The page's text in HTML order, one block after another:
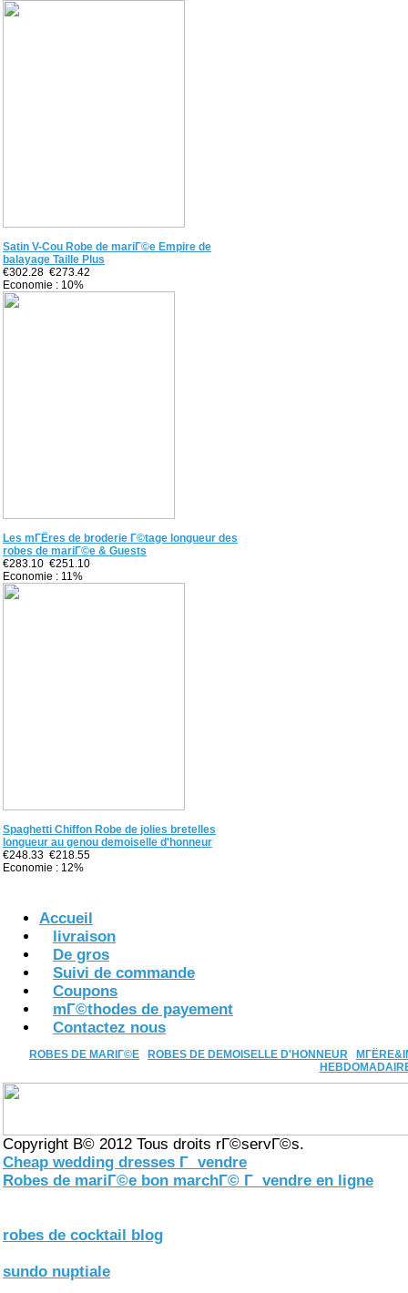
Satin V-Cou Robe de mariГ©e Empire de
balayage Taille Plus
€302.28 €273.42
Economie : 10%
Les mГЁres de broderie Г©tage longueur des
robes de mariГ©e & Guests
€283.10 €251.10
Economie : 11%
Spaghetti Chiffon Robe de jolies bretelles
longueur au genou demoiselle d'honneur
€248.33 €218.55
Economie : 12%
Accueil
livraison
De gros
Suivi de commande
Coupons
mГ©thodes de payement
Contactez nous
ROBES DE MARIГ©E ROBES DE DEMOISELLE D'HONNEUR
Copyright В© 2012 Tous droits rГ©servГ©s.
Cheap wedding dresses Г vendre
Robes de mariГ©e bon marchГ© Г vendre en ligne
robes de cocktail blog
sundo nuptiale